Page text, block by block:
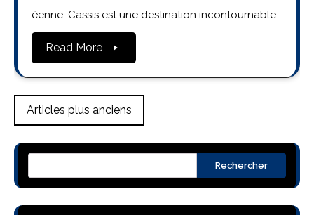
éenne, Cassis est une destination incontournable…
Read More
Navigation
des
articles
Articles plus anciens
Rechercher